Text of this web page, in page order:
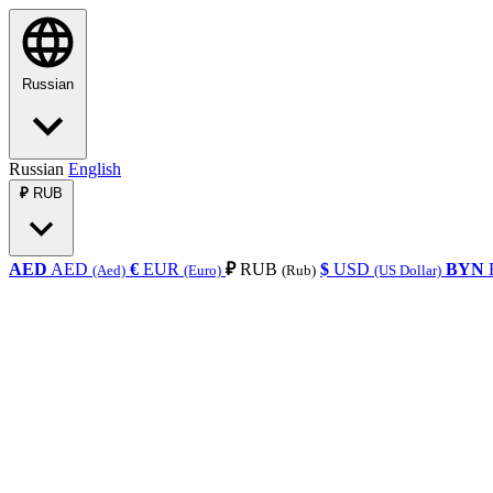
Russian
Russian English
₽ RUB
AED AED (Aed) € EUR (Euro) ₽RUB (Rub) $ USD (US Dollar) BYN